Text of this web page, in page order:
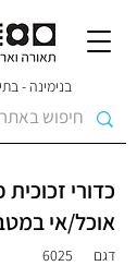
בנימינה -
כדורי
אוכל/אי
דגם 6025